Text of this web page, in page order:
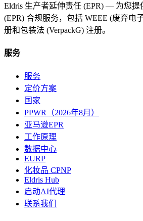
Eldris 生产者延伸责任 (EPR) — 为您
(EPR) 合规服务，包括 WEEE (废弃电
册和包装法 (VerpackG) 注册。
服务
服务
定价方案
国家
PPWR（2026年8月）
亚马逊EPR
工作原理
数据中心
EURP
化妆品 CPNP
Eldris Hub
启动AI代理
联系我们